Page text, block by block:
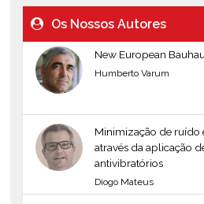
Os Nossos Autores
New European
Humberto Varum
Minimização de ruído
através da aplicação
antivibratórios
Diogo Mateus